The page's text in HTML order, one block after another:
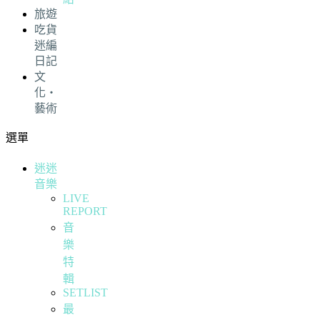
旅遊
吃貨
迷編
日記
文
化・
藝術
選單
迷迷
音樂
LIVE
REPORT
音
樂
特
輯
SETLIST
最